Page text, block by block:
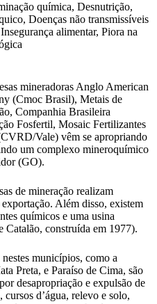
química, Desnutrição,
Doenças não transmissíveis
alimentar, Piora na
mineradoras Anglo American
(Cmoc Brasil), Metais de
Companhia Brasileira
Fosfertil, Mosaic Fertilizantes
Vale) vêm se apropriando
um complexo mineroquímico
(GO).
de mineração realizam
Além disso, existem
químicos e uma usina
construída em 1977).
municípios, como a
Preta, e Paraíso de Cima, são
desapropriação e expulsão de
cursos d’água, relevo e solo,